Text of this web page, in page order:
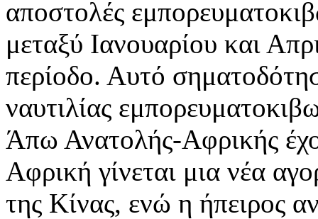
αποστολές
μεταξύ Ιανουαρίου και
περίοδο. Αυτό
ναυτιλίας
Άπω Ανατολής-Αφρικής
Αφρική γίνεται μια νέα
της Κίνας, ενώ η ήπειρος